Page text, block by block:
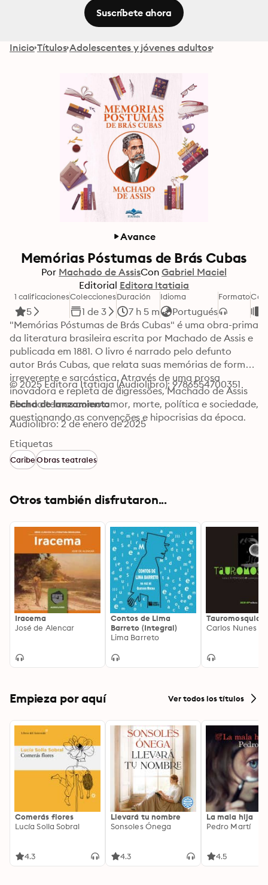
Suscríbete ahora
Inicio Títulos Adolescentes y jóvenes adultos
Avance
Memórias Póstumas de Brás Cubas
Por Machado de AssisCon Gabriel Maciel
Editorial Editora Itatiaia
1 calificaciones
5
Colecciones
1 de 3
Duración
7 h 5 m
Idioma
Portugués
Formato
"Memórias Póstumas de Brás Cubas" é uma obra-prima
da literatura brasileira escrita por Machado de Assis e
publicada em 1881. O livro é narrado pelo defunto
autor Brás Cubas, que relata suas memórias de forma
irreverente e sarcástica. Através de uma prosa
inovadora e repleta de digressões, Machado de Assis
aborda temas como amor, morte, política e sociedade,
questionando as convenções e hipocrisias da época.
© 2025 Editora Itatiaia (Audiolibro): 9786554700351
Fecha de lanzamiento
Audiolibro: 2 de enero de 2025
Etiquetas
CaribeObras teatrales
Otros también disfrutaron...
Iracema
José de Alencar
Contos de Lima
Barreto (Integral)
Lima Barreto
Tauromosquia
Carlos Nunes
Empieza por aquí Ver todos los títulos
Comerás flores
Lucía Solla Sobral
4.3
Llevará tu nombre
Sonsoles Ónega
4.3
La mala hija
Pedro Martí
4.5